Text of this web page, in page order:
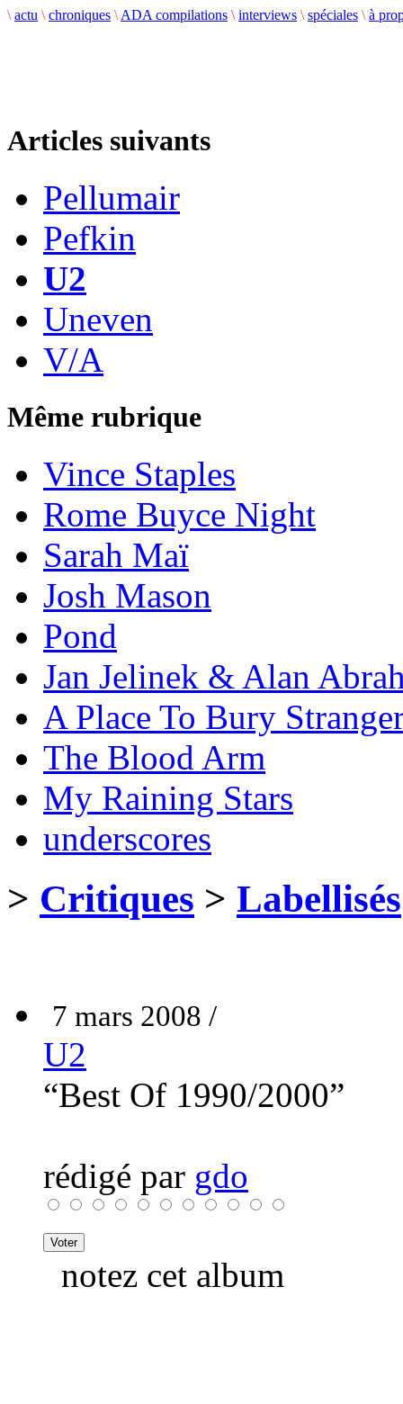
\ actu \ chroniques \ ADA compilations \ interviews \ spéciales \ à
Articles suivants
Pellumair
Pefkin
U2
Uneven
V/A
Même rubrique
Vince Staples
Rome Buyce Night
Sarah Maï
Josh Mason
Pond
Jan Jelinek & Alan
A Place To Bury
The Blood Arm
My Raining Stars
underscores
> Critiques > Labellisés
7 mars 2008 /
U2
“Best Of 1990/2000”
rédigé par gdo
notez cet album